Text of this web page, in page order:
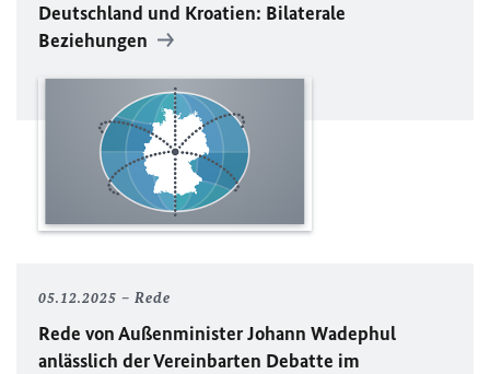
Deutschland und Kroatien: Bilaterale
Beziehungen
05.12.2025 Rede
Rede von Außenminister Johann Wadephul
anlässlich der Vereinbarten Debatte im